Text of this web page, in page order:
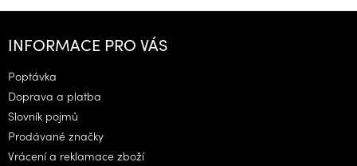
Z
INFORMACE PRO VÁS
Poptávka
Doprava a platba
Slovník pojmů
Prodávané značky
Vrácení a reklamace zboží